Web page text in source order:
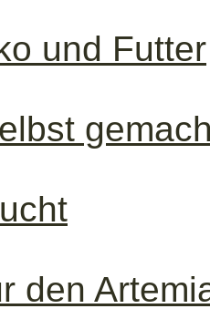
und Futter
den